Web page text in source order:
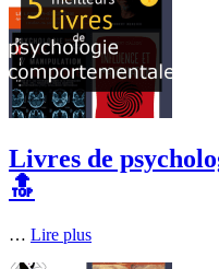
Livres de
🔝
… Lire plus